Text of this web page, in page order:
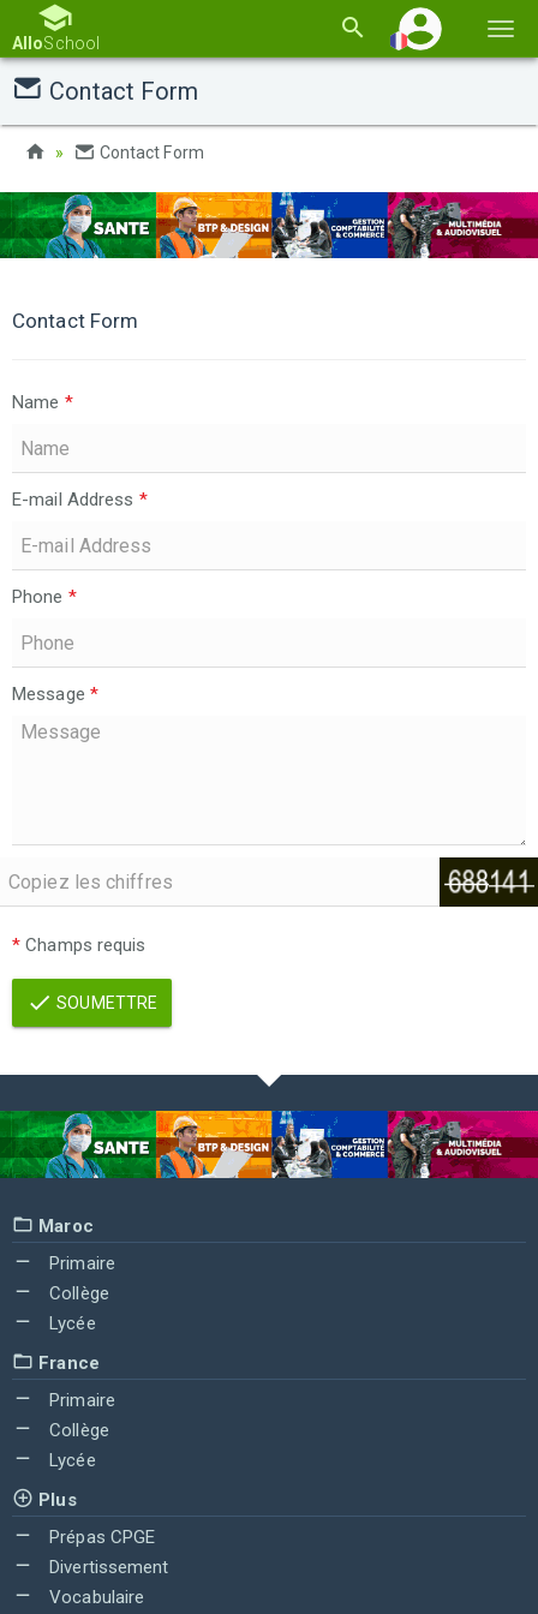
la
AlloSchool
Contact Form
Contact Form
Contact Form
Name *
E-mail Address *
Phone *
Message *
* Champs requis
SOUMETTRE
Maroc
Primaire
Collège
Lycée
France
Primaire
Collège
Lycée
Plus
Prépas CPGE
Divertissement
Vocabulaire